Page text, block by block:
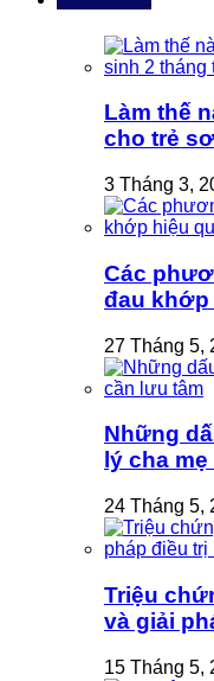
Làm thế
cho trẻ
3 Tháng 3,
Các
đau khớp
27 Tháng 5,
Những
lý cha
24 Tháng 5,
Triệu
và giải
15 Tháng 5,